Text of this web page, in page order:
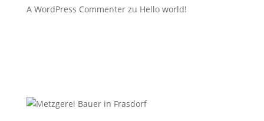
A WordPress Commenterzu Hello world!